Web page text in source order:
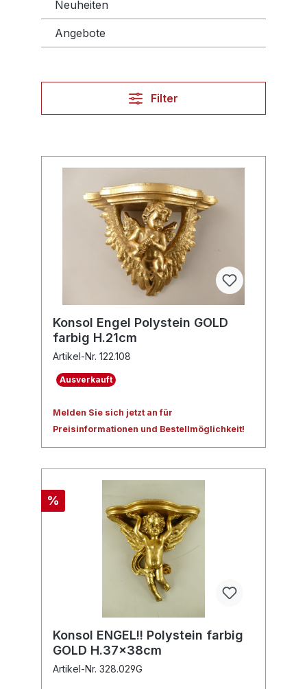
Neuheiten
Angebote
Filter
Konsol Engel Polystein GOLD
farbig H.21cm
Artikel-Nr. 122.108
Ausverkauft
Melden Sie sich jetzt an für
Preisinformationen und Bestellmöglichkeit!
%
Konsol ENGEL!! Polystein farbig
GOLD H.37x38cm
Artikel-Nr. 328.029G